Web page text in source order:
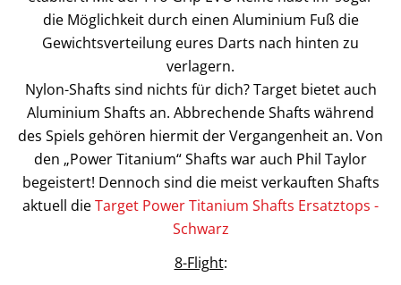
die Möglichkeit durch einen Aluminium Fuß die
Gewichtsverteilung eures Darts nach hinten zu
verlagern.
Nylon-Shafts sind nichts für dich? Target bietet auch
Aluminium Shafts an. Abbrechende Shafts während
des Spiels gehören hiermit der Vergangenheit an. Von
den „Power Titanium“ Shafts war auch Phil Taylor
begeistert! Dennoch sind die meist verkauften Shafts
aktuell dieTarget Power Titanium Shafts Ersatztops -
Schwarz
8-Flight: